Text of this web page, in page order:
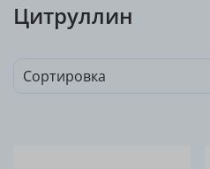
Цитруллин